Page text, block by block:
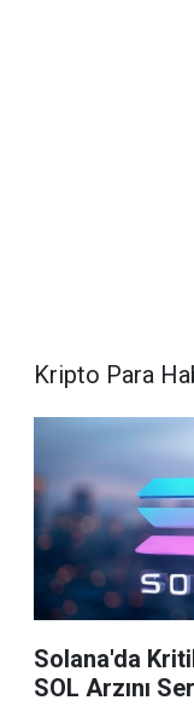
Kripto Para
Solana'da
SOL Arzını